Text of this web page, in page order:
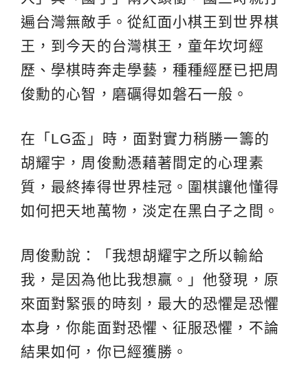
遍台灣無敵手。從紅面小棋王到世界棋
王，到今天的台灣棋王，童年坎坷經
歷、學棋時奔走學藝，種種經歷已把周
俊勳的心智，磨礪得如磐石一般。
在「LG盃」時，面對實力稍勝一籌的
胡耀宇，周俊勳憑藉著間定的心理素
質，最終捧得世界桂冠。圍棋讓他懂得
如何把天地萬物，淡定在黑白子之間。
周俊勳說：「我想胡耀宇之所以輸給
我，是因為他比我想贏。」他發現，原
來面對緊張的時刻，最大的恐懼是恐懼
本身，你能面對恐懼、征服恐懼，不論
結果如何，你已經獲勝。